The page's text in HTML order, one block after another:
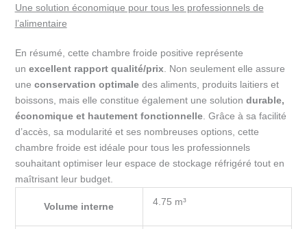
Une solution économique pour tous les professionnels de
l’alimentaire
En résumé, cette chambre froide positive représente
un excellent rapport qualité/prix . Non seulement elle assure
une conservation optimaledes aliments, produits laitiers et
boissons, mais elle constitue également une solution durable,
économique et hautement fonctionnelle. Grâce à sa facilité
d’accès, sa modularité et ses nombreuses options, cette
chambre froide est idéale pour tous les professionnels
souhaitant optimiser leur espace de stockage réfrigéré tout en
maîtrisant leur budget.
Volume interne 4.75 m³